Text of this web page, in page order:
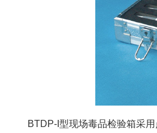
BTDP-I型现场毒品检验箱采用